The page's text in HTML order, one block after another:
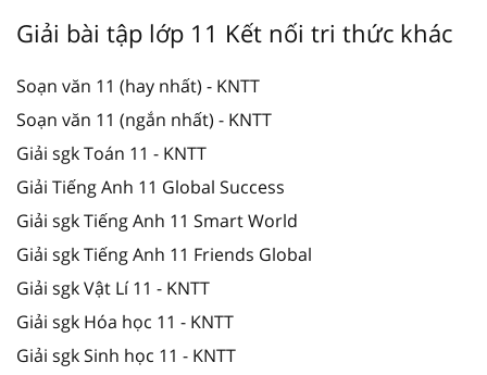
Giải bài tập lớp 11 Kết nối tri thức khác
Soạn văn 11 (hay nhất) - KNTT
Soạn văn 11 (ngắn nhất) - KNTT
Giải sgk Toán 11 - KNTT
Giải Tiếng Anh 11 Global Success
Giải sgk Tiếng Anh 11 Smart World
Giải sgk Tiếng Anh 11 Friends Global
Giải sgk Vật Lí 11 - KNTT
Giải sgk Hóa học 11 - KNTT
Giải sgk Sinh học 11 - KNTT